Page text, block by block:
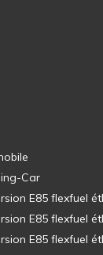
Car
E85 flexfuel
E85 flexfuel
E85 flexfuel